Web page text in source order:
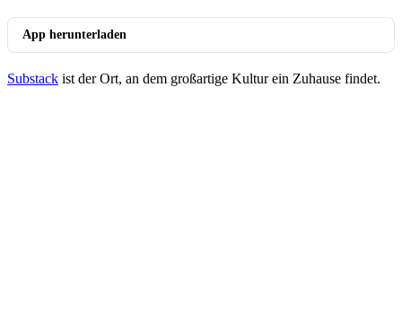
App herunterladen
Substack ist der Ort, an dem großartige Kultur ein Zuhause findet.